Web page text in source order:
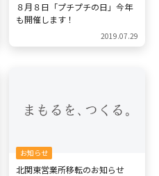
８月８日「プチプチの日」今年
も開催します！
2019.07.29
お知らせ
北関東営業所移転のお知らせ